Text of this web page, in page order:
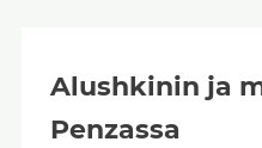
Alushkinin ja
Penzassa